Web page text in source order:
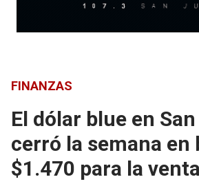
FINANZAS
El dólar blue en
cerró la semana en
$1.470 para la venta